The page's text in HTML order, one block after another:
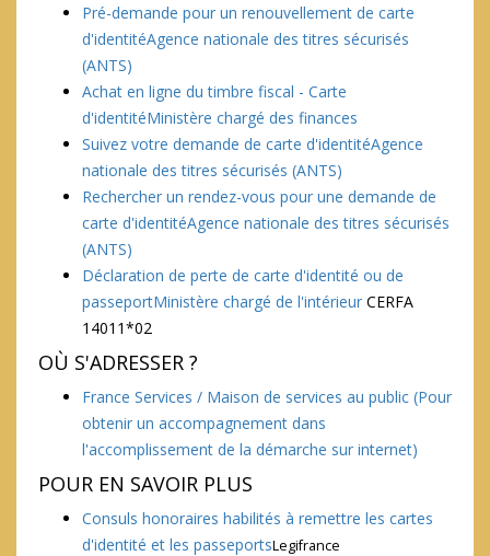
Pré-demande pour un renouvellement de carte
d'identitéAgence nationale des titres sécurisés
(ANTS)
Achat en ligne du timbre fiscal - Carte
d'identitéMinistère chargé des finances
Suivez votre demande de carte d'identitéAgence
nationale des titres sécurisés (ANTS)
Rechercher un rendez-vous pour une demande de
carte d'identitéAgence nationale des titres sécurisés
(ANTS)
Déclaration de perte de carte d'identité ou de
passeportMinistère chargé de l'intérieur CERFA
14011*02
OÙ S'ADRESSER ?
France Services / Maison de services au public (Pour
obtenir un accompagnement dans
l'accomplissement de la démarche sur internet)
POUR EN SAVOIR PLUS
Consuls honoraires habilités à remettre les cartes
d'identité et les passeportsLegifrance